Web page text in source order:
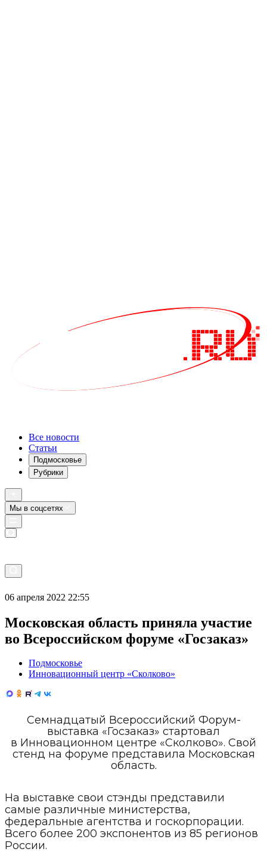
Все новости
Статьи
Подмосковье
Рубрики
Мы в соцсетях
06 апреля 2022 22:55
Московская область приняла участие
во Всероссийском форуме «Госзаказ»
Подмосковье
Инновационный центр «Сколково»
Семнадцатый Всероссийский Форум-
выставка «Госзаказ» стартовал
в Инновационном центре «Сколково». Свой
стенд на форуме представила Московская
область.
На выставке свои стэнды представили
самые различные министерства,
федеральные агентства и госкорпорации.
Всего более 200 экспонентов из 85 регионов
России.